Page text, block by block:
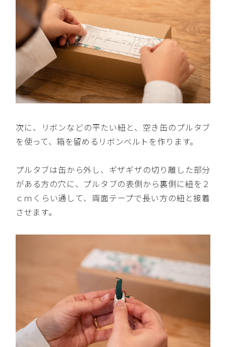
次に、リボンなどの平たい紐と、空き缶のプルタブ
を使って、箱を留めるリボンベルトを作ります。
プルタブは缶から外し、ギザギザの切り離した部分
がある方の穴に、プルタブの表側から裏側に紐を２
ｃｍくらい通して、両面テープで長い方の紐と接着
させます。